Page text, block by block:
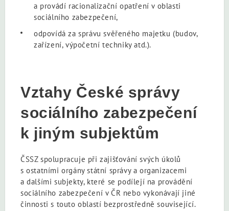
a provádí racionalizační opatření v oblasti
sociálního zabezpečení,
odpovídá za správu svěřeného majetku (budov,
zařízení, výpočetní techniky atd.).
Vztahy České správy
sociálního zabezpečení
k jiným subjektům
ČSSZ spolupracuje při zajišťování svých úkolů
s ostatními orgány státní správy a organizacemi
a dalšími subjekty, které se podílejí na provádění
sociálního zabezpečení v ČR nebo vykonávají jiné
činnosti s touto oblastí bezprostředně související.